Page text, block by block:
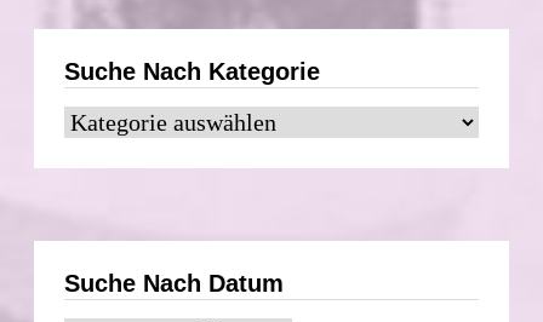
Suche Nach Kategorie
Suche
nach
Kategorie
Suche Nach Datum